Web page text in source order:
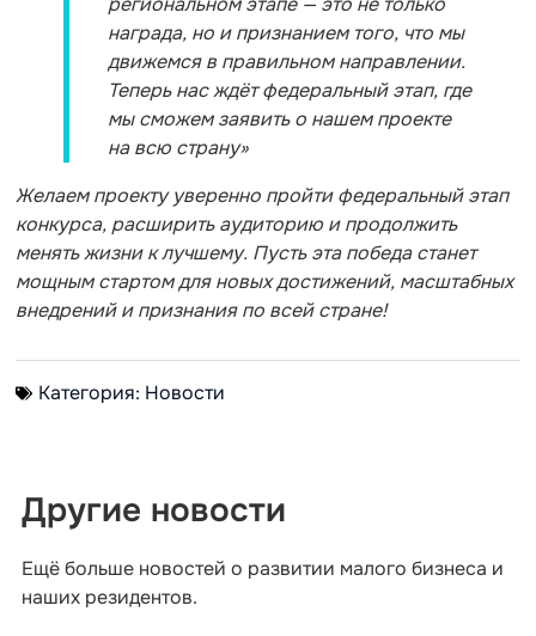
награда, но и признанием того, что мы
движемся в правильном направлении.
Теперь нас ждёт федеральный этап, где
мы сможем заявить о нашем проекте
на всю страну»
Желаем проекту уверенно пройти федеральный этап
конкурса, расширить аудиторию и продолжить
менять жизни к лучшему. Пусть эта победа станет
мощным стартом для новых достижений, масштабных
внедрений и признания по всей стране!
Категория: Новости
Другие новости
Ещё больше новостей о развитии малого бизнеса и
наших резидентов.